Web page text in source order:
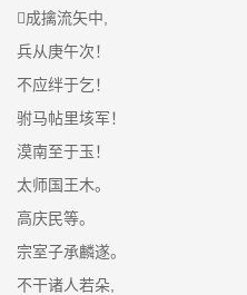
成擒流矢中,
兵从庚午次！
不应绊于乞！
驸马帖里垓军！
漠南至于玉！
太师国王木。
高庆民等。
宗室子承麟遂。
不干诸人若朵,